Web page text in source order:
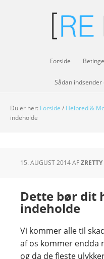
Forside
Sådan
Du er her: Forside / Helbred &
indeholde
15. AUGUST 2014AFZRETTY
Dette bør dit
indeholde
Vi kommer alle til
af os kommer endda
og da de fleste